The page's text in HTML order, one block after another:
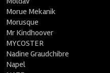
Morue Mekanik
Morusque
Mr Kindhoover
MYCOSTER
Nadine Graudchibre
Napel